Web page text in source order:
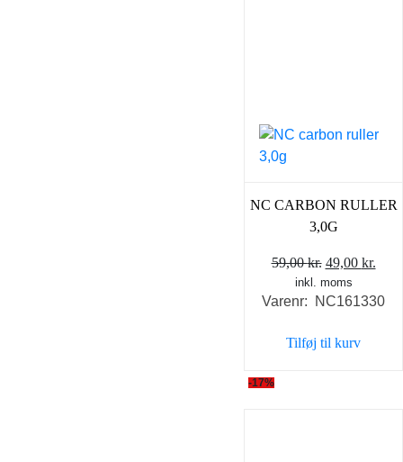
NC CARBON RULLER
3,0G
59,00kr. Den
oprindelige
pris
59,00 kr..
49,00 kr.
pris
inkl. moms
Varenr: NC161330
Tilføj til kurv
-17%